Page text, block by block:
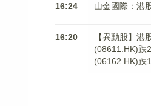
16:24 山金國際：港
16:20
【異動股】港
(08611.HK)跌
(06162.HK)跌